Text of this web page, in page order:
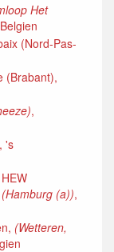
Het
(Nord-Pas-
(Brabant),
,
's
(Hamburg (a)),
(Wetteren,